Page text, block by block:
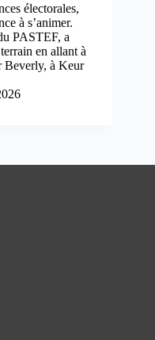
électorales,
à s’animer.
PASTEF, a
en allant à
Beverly, à Keur